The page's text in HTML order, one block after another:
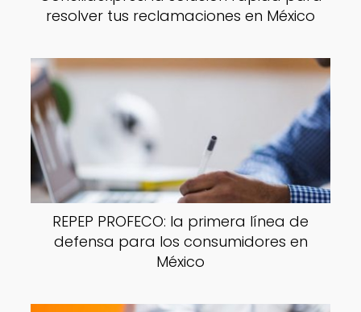
resolver tus reclamaciones en México
REPEP PROFECO: la primera línea de
defensa para los consumidores en
México